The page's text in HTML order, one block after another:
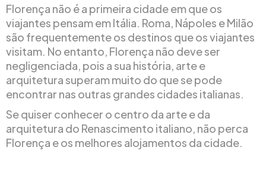
Florença não é a primeira cidade em que os
viajantes pensam em Itália. Roma, Nápoles e Milão
são frequentemente os destinos que os viajantes
visitam. No entanto, Florença não deve ser
negligenciada, pois a sua história, arte e
arquitetura superam muito do que se pode
encontrar nas outras grandes cidades italianas.
Se quiser conhecer o centro da arte e da
arquitetura do Renascimento italiano, não perca
Florença e os melhores alojamentos da cidade.